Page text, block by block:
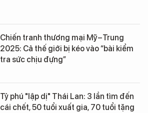
Chiến tranh thương mại Mỹ–Trung
2025: Cả thế giới bị kéo vào “bài kiểm
tra sức chịu đựng”
Tỷ phú "lập dị" Thái Lan: 3 lần tìm đến
cái chết, 50 tuổi xuất gia, 70 tuổi tặng